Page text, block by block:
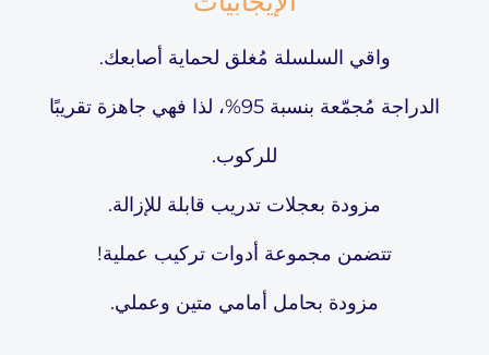
واقي السلسلة مُغلق لحماية أصابعك.
الدراجة مُجمّعة بنسبة 95%، لذا فهي جاهزة تقريبًا
للركوب.
مزودة بعجلات تدريب قابلة للإزالة.
تتضمن مجموعة أدوات تركيب عملية!
مزودة بحامل أمامي متين وعملي.